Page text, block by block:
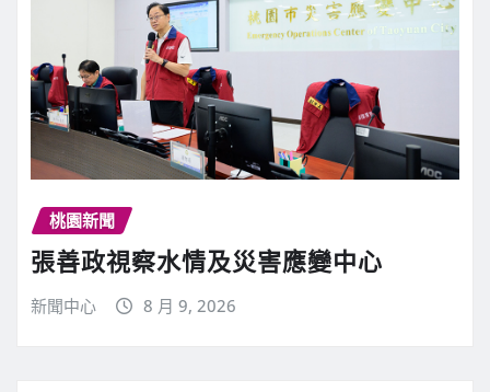
桃園新聞
張善政視察水情及災害應變中心
新聞中心 8 月 9, 2026